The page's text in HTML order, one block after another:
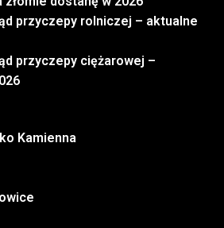
przyczepy rolniczej – aktualne
przyczepy ciężarowej –
Kamienna